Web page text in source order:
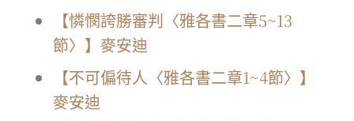
【憐憫誇勝審判〈雅各書二章5~13
節〉】麥安迪
【不可偏待人〈雅各書二章1~4節〉】
麥安迪